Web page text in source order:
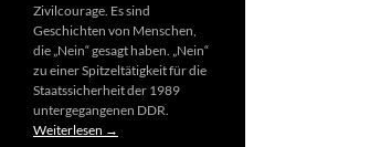
Zivilcourage. Es sind
Geschichten von Menschen,
die „Nein“ gesagt haben. „Nein“
zu einer Spitzeltätigkeit für die
Staatssicherheit der 1989
untergegangenen DDR.
Weiterlesen →